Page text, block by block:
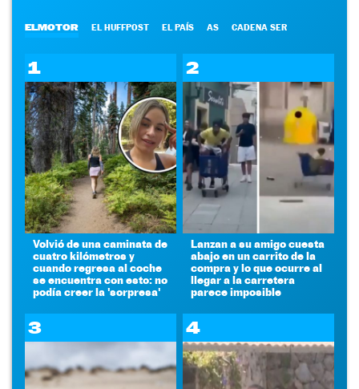
ELMOTOR EL HUFFPOST EL PAÍS AS CADENA SER
1
Volvió de una caminata de
cuatro kilómetros y
cuando regresa al coche
se encuentra con esto: no
podía creer la 'sorpresa'
2
Lanzan a su amigo cuesta
abajo en un carrito de la
compra y lo que ocurre al
llegar a la carretera
parece imposible
3 4